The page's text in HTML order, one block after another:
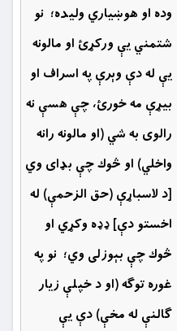
وده او هوښیاري وليده؛ نو
شتمني يې وركړئ او مالونه
يې له دې وېرې په اسراف او
بيړې مه خورئ، چې هسې نه
رالوی به شي (او مالونه رانه
واخلي) او څوك چې بډاى وي
[د لاسباړې (حق الزحمې) له
اخستو دې] ډډه وكړي او
څوك چې بېوزلى وي؛ نو په
غوره توګه (او د خپلې زيار
ګالنې له مخې) دې يې